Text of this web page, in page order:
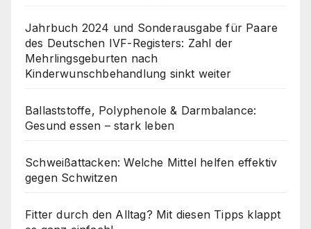
Jahrbuch 2024 und Sonderausgabe für Paare
des Deutschen IVF-Registers: Zahl der
Mehrlingsgeburten nach
Kinderwunschbehandlung sinkt weiter
Ballaststoffe, Polyphenole & Darmbalance:
Gesund essen – stark leben
Schweißattacken: Welche Mittel helfen effektiv
gegen Schwitzen
Fitter durch den Alltag? Mit diesen Tipps klappt